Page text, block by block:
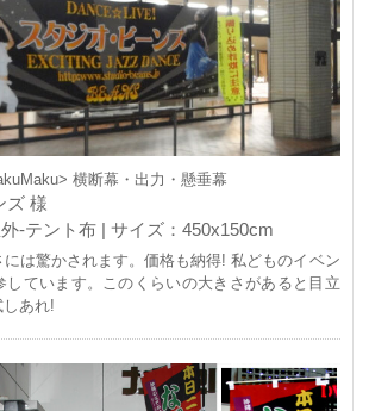
横断幕・出力・懸垂幕
ズ 様
-テント布 | サイズ：450x150cm
は驚かされます。価格も納得! 私どものイベン
しています。このくらいの大きさがあると目立
あれ!